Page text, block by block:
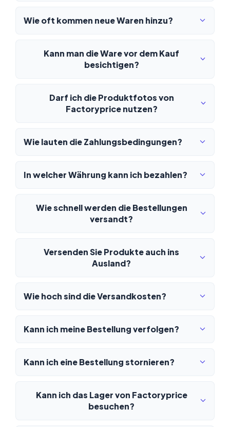
Wie oft kommen neue Waren hinzu?
Kann man die Ware vor dem Kauf
besichtigen?
Darf ich die Produktfotos von
Factoryprice nutzen?
Wie lauten die Zahlungsbedingungen?
In welcher Währung kann ich bezahlen?
Wie schnell werden die Bestellungen
versandt?
Versenden Sie Produkte auch ins
Ausland?
Wie hoch sind die Versandkosten?
Kann ich meine Bestellung verfolgen?
Kann ich eine Bestellung stornieren?
Kann ich das Lager von Factoryprice
besuchen?